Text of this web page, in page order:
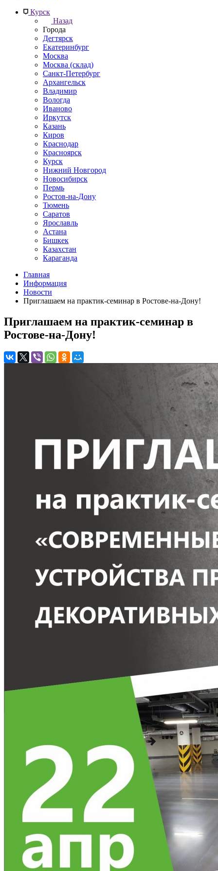
Курск
Назад
Города
Дегтярск
Екатеринбург
Москва
Москва (склад)
Санкт-Петербург
Архангельск
Владимир
Вологда
Иваново
Иркутск
Казань
Киров
Краснодар
Красноярск
Курск
Нижний Новгород
Новосибирск
Пермь
Ростов-на-Дону
Тюмень
Саратов
Ярославль
Астана
Бишкек
Казахстан
Караганда
Главная
Информация
Новости
Приглашаем на практик-семинар в Ростове-на-Дону!
Приглашаем на практик-семинар в
Ростове-на-Дону!